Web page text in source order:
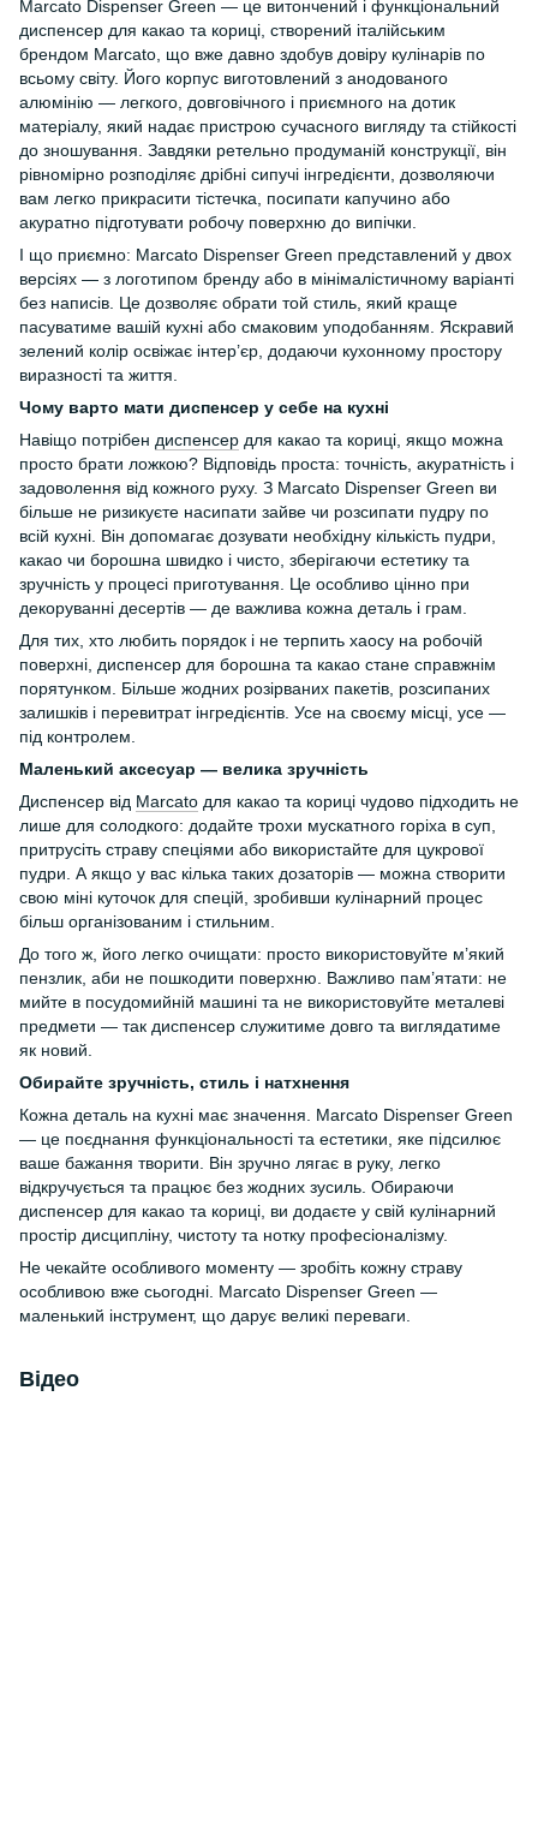
Marcato Dispenser Green — це витончений і функціональний
диспенсер для какао та кориці, створений італійським
брендом Marcato, що вже давно здобув довіру кулінарів по
всьому світу. Його корпус виготовлений з анодованого
алюмінію — легкого, довговічного і приємного на дотик
матеріалу, який надає пристрою сучасного вигляду та стійкості
до зношування. Завдяки ретельно продуманій конструкції, він
рівномірно розподіляє дрібні сипучі інгредієнти, дозволяючи
вам легко прикрасити тістечка, посипати капучино або
акуратно підготувати робочу поверхню до випічки.
І що приємно: Marcato Dispenser Green представлений у двох
версіях — з логотипом бренду або в мінімалістичному варіанті
без написів. Це дозволяє обрати той стиль, який краще
пасуватиме вашій кухні або смаковим уподобанням. Яскравий
зелений колір освіжає інтер’єр, додаючи кухонному простору
виразності та життя.
Чому варто мати диспенсер у себе на кухні
Навіщо потрібен диспенсер для какао та кориці, якщо можна
просто брати ложкою? Відповідь проста: точність, акуратність і
задоволення від кожного руху. З Marcato Dispenser Green ви
більше не ризикуєте насипати зайве чи розсипати пудру по
всій кухні. Він допомагає дозувати необхідну кількість пудри,
какао чи борошна швидко і чисто, зберігаючи естетику та
зручність у процесі приготування. Це особливо цінно при
декоруванні десертів — де важлива кожна деталь і грам.
Для тих, хто любить порядок і не терпить хаосу на робочій
поверхні, диспенсер для борошна та какао стане справжнім
порятунком. Більше жодних розірваних пакетів, розсипаних
залишків і перевитрат інгредієнтів. Усе на своєму місці, усе —
під контролем.
Маленький аксесуар — велика зручність
Диспенсер від Marcato для какао та кориці чудово підходить не
лише для солодкого: додайте трохи мускатного горіха в суп,
притрусіть страву спеціями або використайте для цукрової
пудри. А якщо у вас кілька таких дозаторів — можна створити
свою міні куточок для спецій, зробивши кулінарний процес
більш організованим і стильним.
До того ж, його легко очищати: просто використовуйте м’який
пензлик, аби не пошкодити поверхню. Важливо пам’ятати: не
мийте в посудомийній машині та не використовуйте металеві
предмети — так диспенсер служитиме довго та виглядатиме
як новий.
Обирайте зручність, стиль і натхнення
Кожна деталь на кухні має значення. Marcato Dispenser Green
— це поєднання функціональності та естетики, яке підсилює
ваше бажання творити. Він зручно лягає в руку, легко
відкручується та працює без жодних зусиль. Обираючи
диспенсер для какао та кориці, ви додаєте у свій кулінарний
простір дисципліну, чистоту та нотку професіоналізму.
Не чекайте особливого моменту — зробіть кожну страву
особливою вже сьогодні. Marcato Dispenser Green —
маленький інструмент, що дарує великі переваги.
Відео